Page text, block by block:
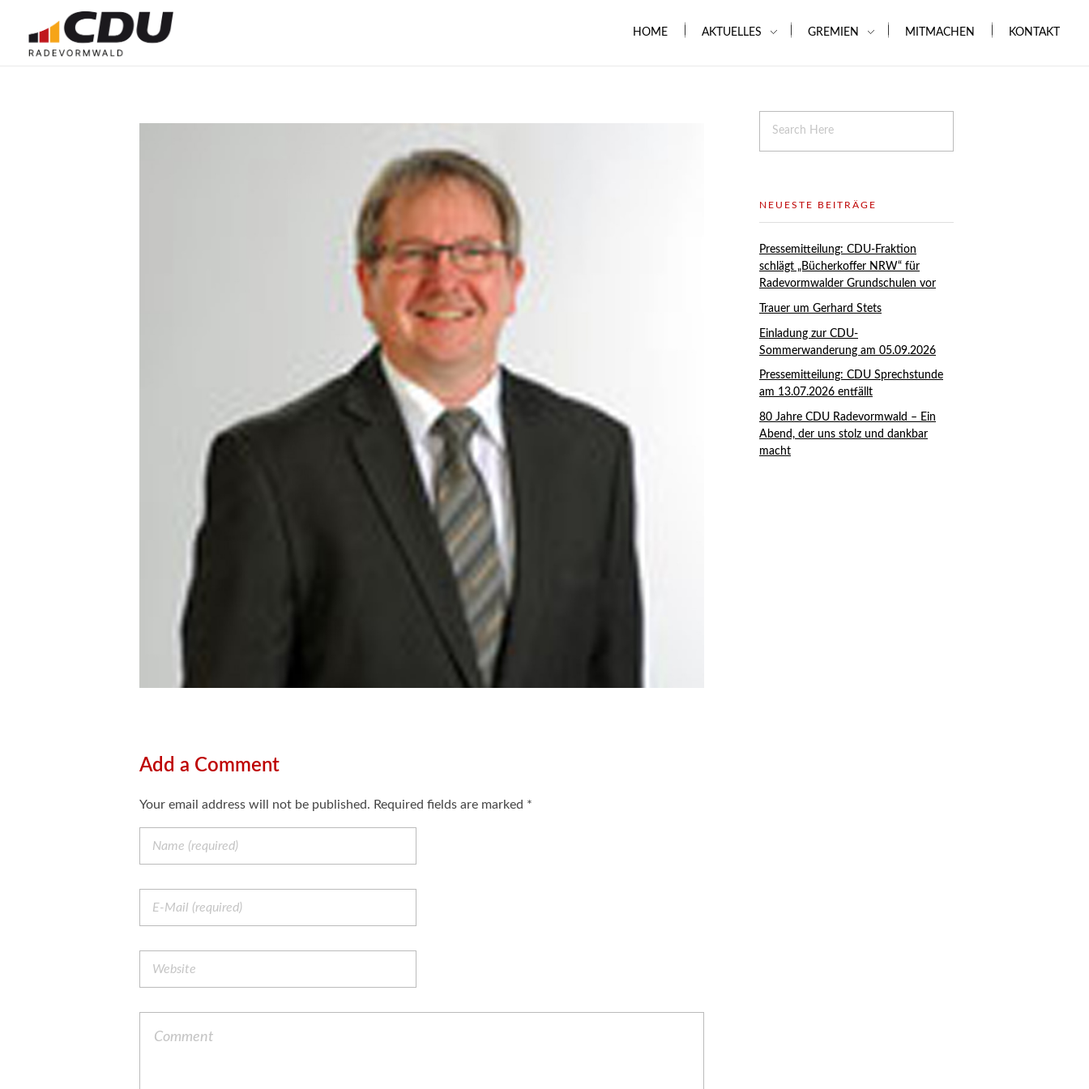
HOME AKTUELLES GREMIEN MITMACHEN KONTAKT
Add a Comment
Your email address will not be published. Required fields are marked *
NEUESTE BEITRÄGE
Pressemitteilung: CDU-Fraktion
schlägt „Bücherkoffer NRW“ für
Radevormwalder Grundschulen vor
Trauer um Gerhard Stets
Einladung zur CDU-
Sommerwanderung am 05.09.2026
Pressemitteilung: CDU Sprechstunde
am 13.07.2026 entfällt
80 Jahre CDU Radevormwald – Ein
Abend, der uns stolz und dankbar
macht